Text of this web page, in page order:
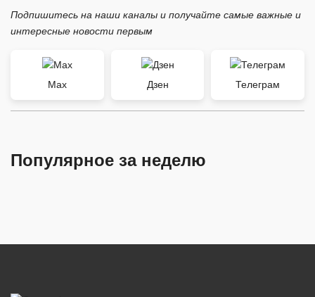
Подпишитесь на наши каналы и получайте самые важные и
интересные новости первым
Max Дзен Телеграм
Популярное за неделю